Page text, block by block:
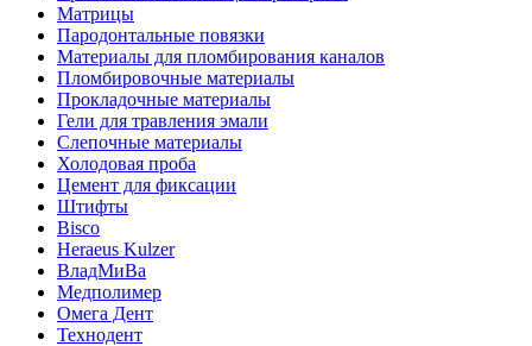
Матрицы
Пародонтальные повязки
Материалы для пломбирования каналов
Пломбировочные материалы
Прокладочные материалы
Гели для травления эмали
Слепочные материалы
Холодовая проба
Цемент для фиксации
Штифты
Bisco
Heraeus Kulzer
ВладМиВа
Медполимер
Омега Дент
Технодент